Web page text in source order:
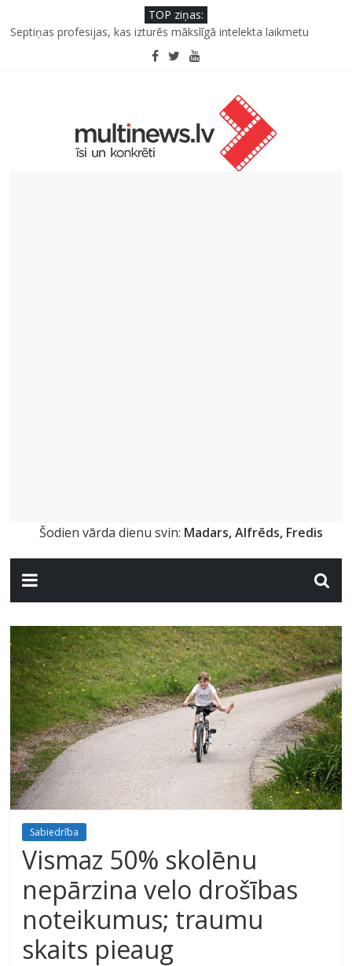
TOP ziņas:
Iniciatīvā “Daru labu dabai” aicina palīdzēt atjaunot Jašas upes
tecējumu
Septiņas profesijas, kas izturēs mākslīgā intelekta laikmetu
“Virši” neto peļņa pirmajā pusgadā sasniedz 4,2 miljonus eiro
Deigeļu pāris izdod otro singlu “Plkst. 3.00” no topošā albuma
Šodien vārda dienu svin: Madars, Alfrēds, Fredis
Sabiedrība
Vismaz 50% skolēnu
nepārzina velo drošības
noteikumus; traumu
skaits pieaug